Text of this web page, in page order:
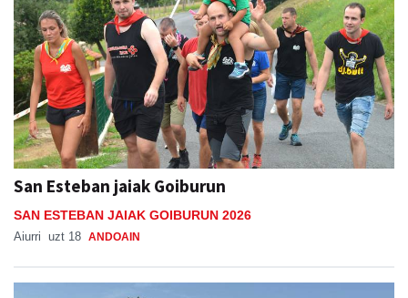
San Esteban jaiak Goiburun
SAN ESTEBAN JAIAK GOIBURUN 2026
Aiurri uzt 18 ANDOAIN